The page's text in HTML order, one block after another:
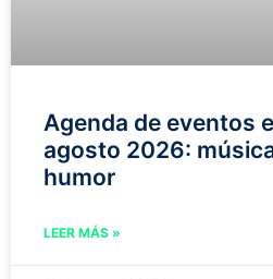
Agenda de eventos
agosto 2026:
humor
LEER MÁS »